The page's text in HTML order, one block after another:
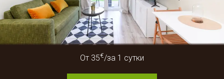
Oт 35€/за 1 сутки